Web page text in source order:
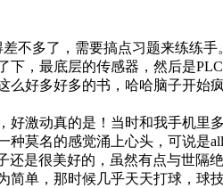
不多了，需要搞点习题来练练手
，最底层的传感器，然后是
好多好多的书，哈哈脑子开始疯
激动真的是！当时和我手机里
莫名的感觉涌上心头，可说是all
还是很美好的，虽然有点与世隔
单，那时候几乎天天打球，球